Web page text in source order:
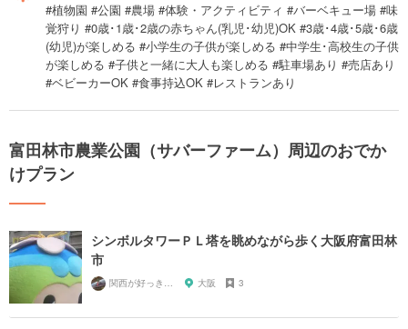
#植物園 #公園 #農場 #体験・アクティビティ #バーベキュー場 #味
覚狩り #0歳･1歳･2歳の赤ちゃん(乳児･幼児)OK #3歳･4歳･5歳･6歳
(幼児)が楽しめる #小学生の子供が楽しめる #中学生･高校生の子供
が楽しめる #子供と一緒に大人も楽しめる #駐車場あり #売店あり
#ベビーカーOK #食事持込OK #レストランあり
富田林市農業公園（サバーファーム）周辺のおでか
けプラン
シンボルタワーＰＬ塔を眺めながら歩く大阪府富田林
市
関西が好っきゃねん 大阪 3